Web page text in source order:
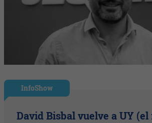
InfoShow
David Bisbal vuelve a UY